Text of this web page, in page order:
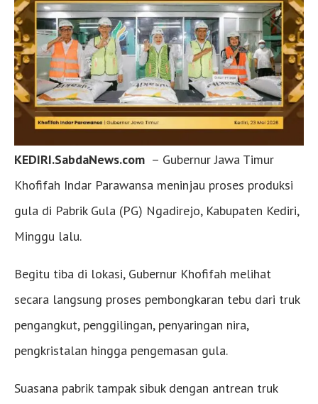
KEDIRI.SabdaNews.com – Gubernur Jawa Timur
Khofifah Indar Parawansa meninjau proses produksi
gula di Pabrik Gula (PG) Ngadirejo, Kabupaten Kediri,
Minggu lalu.
Begitu tiba di lokasi, Gubernur Khofifah melihat
secara langsung proses pembongkaran tebu dari truk
pengangkut, penggilingan, penyaringan nira,
pengkristalan hingga pengemasan gula.
Suasana pabrik tampak sibuk dengan antrean truk